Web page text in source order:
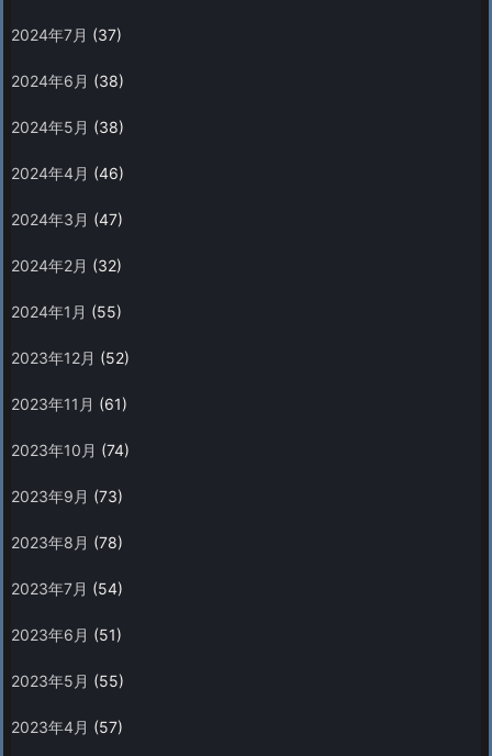
2024年7月 (37)
2024年6月 (38)
2024年5月 (38)
2024年4月 (46)
2024年3月 (47)
2024年2月 (32)
2024年1月 (55)
2023年12月 (52)
2023年11月 (61)
2023年10月 (74)
2023年9月 (73)
2023年8月 (78)
2023年7月 (54)
2023年6月 (51)
2023年5月 (55)
2023年4月 (57)